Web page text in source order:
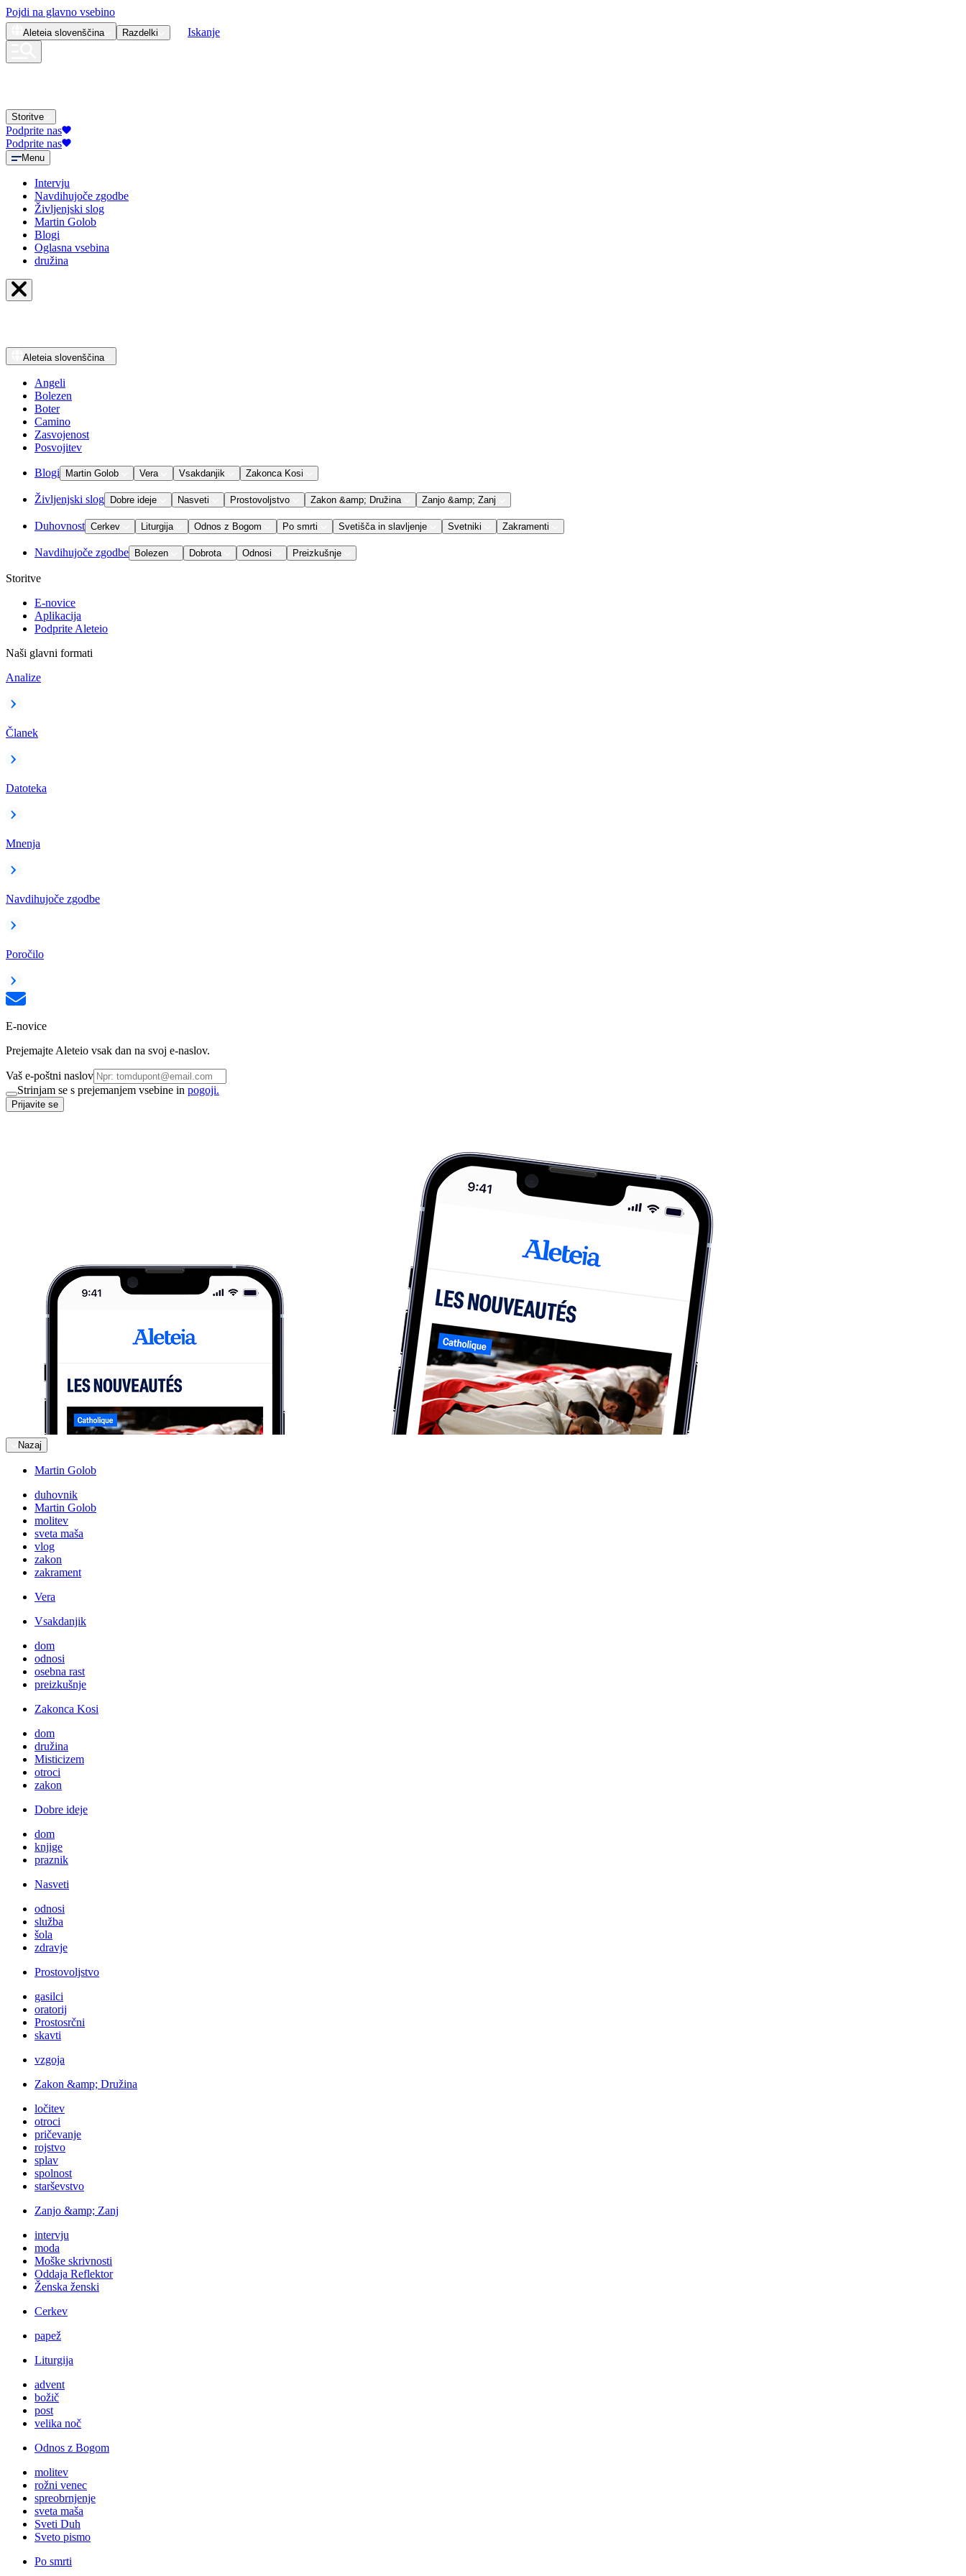
Pojdi na glavno vsebino
Aleteia slovenščina Razdelki Iskanje
Storitve
Podprite nas
Podprite nas
Menu
Intervju
Navdihujoče zgodbe
Življenjski slog
Martin Golob
Blogi
Oglasna vsebina
družina
Aleteia slovenščina
Angeli
Bolezen
Boter
Camino
Zasvojenost
Posvojitev
Blogi Martin Golob Vera Vsakdanjik Zakonca Kosi
Življenjski slog Dobre ideje Nasveti Prostovoljstvo Zakon &amp; Družina Zanjo &amp; Zanj
Duhovnost Cerkev Liturgija Odnos z Bogom Po smrti Svetišča in slavljenje Svetniki Zakramenti
Navdihujoče zgodbe Bolezen Dobrota Odnosi Preizkušnje
Storitve
E-novice
Aplikacija
Podprite Aleteio
Naši glavni formati
Analize
Članek
Datoteka
Mnenja
Navdihujoče zgodbe
Poročilo
E-novice
Prejemajte Aleteio vsak dan na svoj e-naslov.
Vaš e-poštni naslov
Strinjam se s prejemanjem vsebine in pogoji.
Prijavite se
Nazaj
Martin Golob
duhovnik
Martin Golob
molitev
sveta maša
vlog
zakon
zakrament
Vera
Vsakdanjik
dom
odnosi
osebna rast
preizkušnje
Zakonca Kosi
dom
družina
Misticizem
otroci
zakon
Dobre ideje
dom
knjige
praznik
Nasveti
odnosi
služba
šola
zdravje
Prostovoljstvo
gasilci
oratorij
Prostosrčni
skavti
vzgoja
Zakon &amp; Družina
ločitev
otroci
pričevanje
rojstvo
splav
spolnost
starševstvo
Zanjo &amp; Zanj
intervju
moda
Moške skrivnosti
Oddaja Reflektor
Ženska ženski
Cerkev
papež
Liturgija
advent
božič
post
velika noč
Odnos z Bogom
molitev
rožni venec
spreobrnjenje
sveta maša
Sveti Duh
Sveto pismo
Po smrti